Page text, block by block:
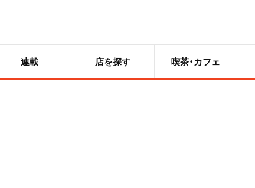
連載 店を探す 喫茶・カフェ